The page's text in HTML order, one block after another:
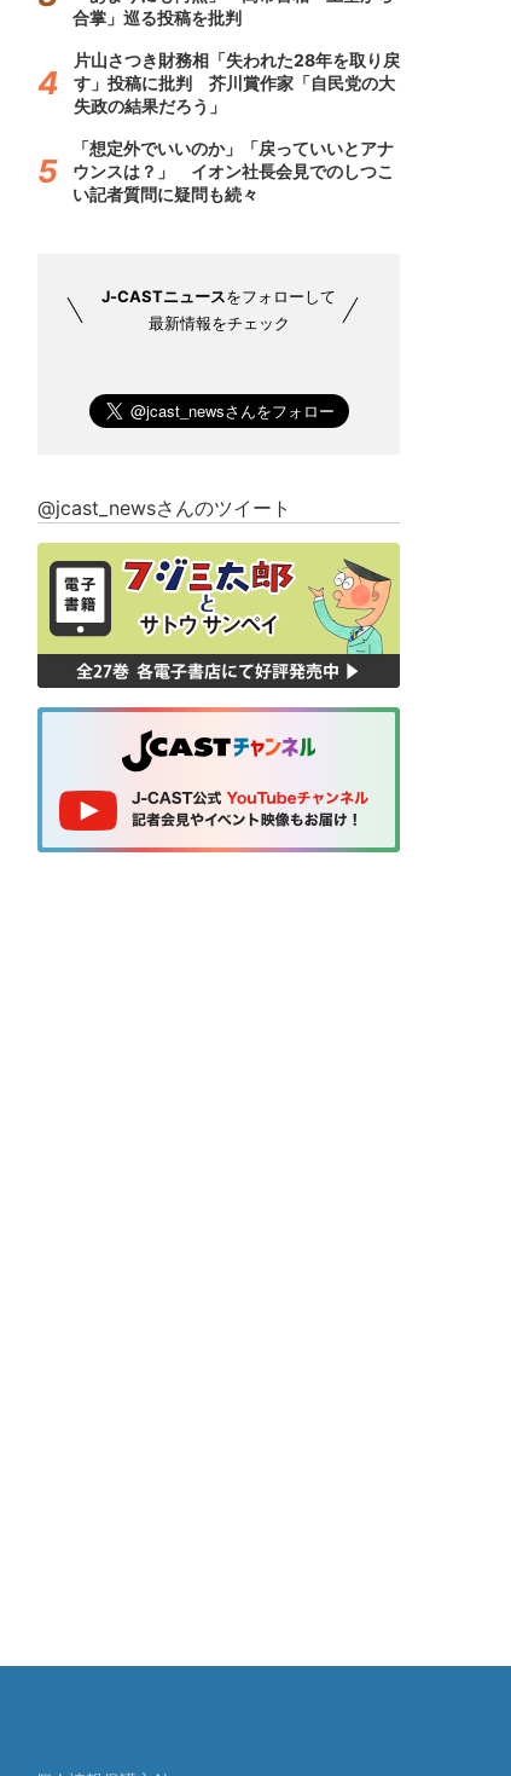
合掌」巡る投稿を批判
片山さつき財務相「失われた28年を取り戻
す」投稿に批判 芥川賞作家「自民党の大
失政の結果だろう」
「想定外でいいのか」「戻っていいとアナ
ウンスは？」 イオン社長会見でのしつこ
い記者質問に疑問も続々
J-CASTニュースをフォローして
最新情報をチェック
@jcast_newsさんのツイート